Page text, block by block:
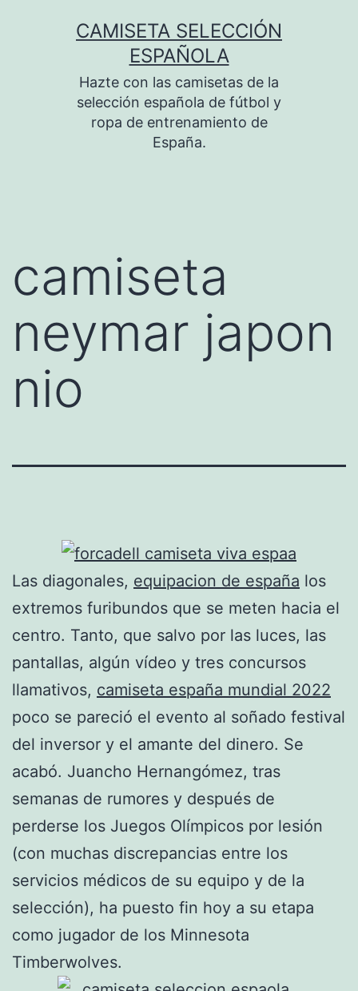
CAMISETA SELECCIÓN
ESPAÑOLA
Hazte con las camisetas de la
selección española de fútbol y
ropa de entrenamiento de
España.
camiseta
neymar japon
nio
Las diagonales, equipacion de españa los
extremos furibundos que se meten hacia el
centro. Tanto, que salvo por las luces, las
pantallas, algún vídeo y tres concursos
llamativos, camiseta españa mundial 2022
poco se pareció el evento al soñado festival
del inversor y el amante del dinero. Se
acabó. Juancho Hernangómez, tras
semanas de rumores y después de
perderse los Juegos Olímpicos por lesión
(con muchas discrepancias entre los
servicios médicos de su equipo y de la
selección), ha puesto fin hoy a su etapa
como jugador de los Minnesota
Timberwolves.